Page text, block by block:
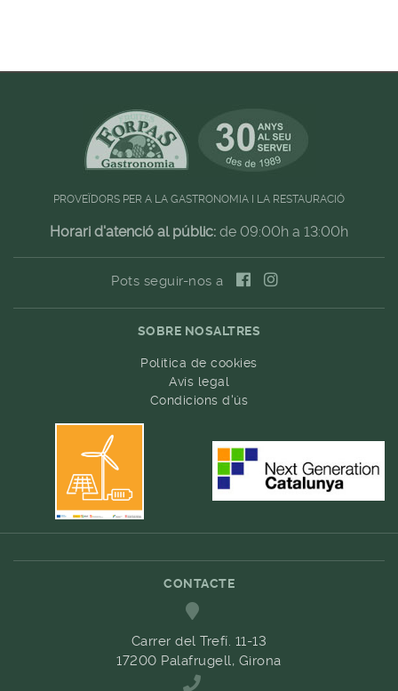
PROVEÏDORS PER A LA GASTRONOMIA I LA RESTAURACIÓ
Horari d'atenció al públic: de 09:00h a 13:00h
Pots seguir-nos a
SOBRE NOSALTRES
Política de cookies
Avís legal
Condicions d'ús
CONTACTE
Carrer del Trefí. 11-13
17200 Palafrugell, Girona